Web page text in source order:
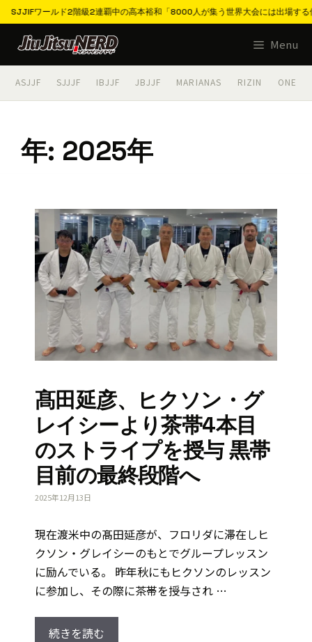
ルド2階級2連覇中の高本裕和「8000人が集う世界大会には出場する価値がある
テ
Menu
ASJJF SJJJF IBJJF JBJJF MARIANAS RIZIN ONE
年: 2025年
髙田延彦、ヒクソン・グ
レイシーより茶帯4本目
のストライプを授与 黒帯
目前の最終段階へ
2025年12月13日
現在渡米中の髙田延彦が、フロリダに滞在しヒ
クソン・グレイシーのもとでグループレッスン
に励んでいる。 昨年秋にもヒクソンのレッスン
に参加し、その際に茶帯を授与され …
続きを読む